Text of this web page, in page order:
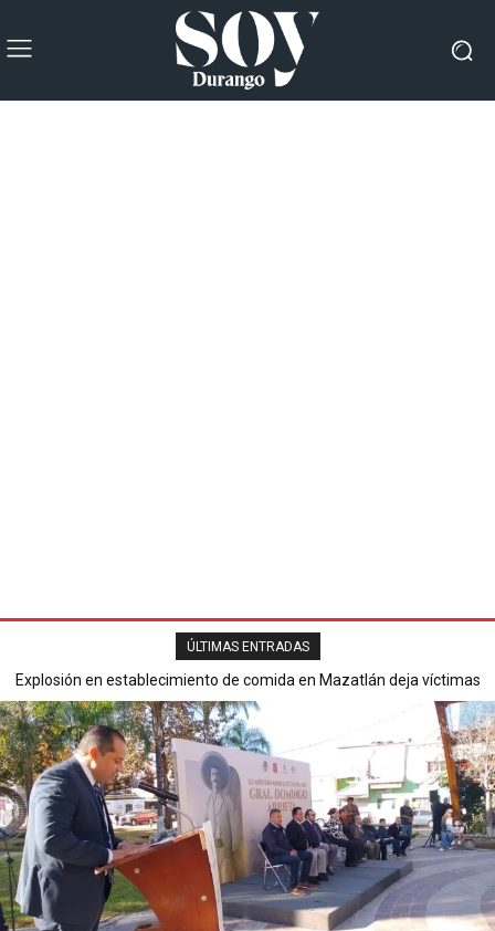
ÚLTIMAS ENTRADAS
Explosión en establecimiento de comida en Mazatlán deja víctimas
mortales y varios heridos.
Secretaría de Seguridad Pública reporta saldo blanco en operativo
del Buen Fin 2025.